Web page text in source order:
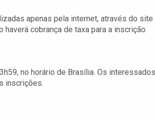
apenas pela internet, através do site
cobrança de taxa para a inscrição.
no horário de Brasília. Os interessados
inscrições.